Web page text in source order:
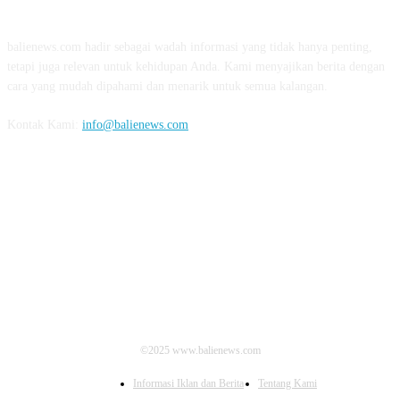
info@balienews.com
©2025 www.balienews.com
Informasi Iklan dan Berita Tentang Kami